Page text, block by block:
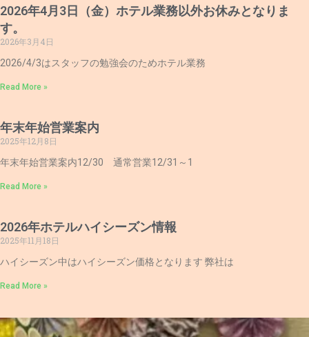
2026年4月3日（金）ホテル業務以外お休みとなりま
す。
2026年3月4日
2026/4/3はスタッフの勉強会のためホテル業務
Read More »
年末年始営業案内
2025年12月8日
年末年始営業案内12/30 通常営業12/31～1
Read More »
2026年ホテルハイシーズン情報
2025年11月18日
ハイシーズン中はハイシーズン価格となります 弊社は
Read More »